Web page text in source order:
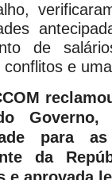
de
conflitos e
para
da